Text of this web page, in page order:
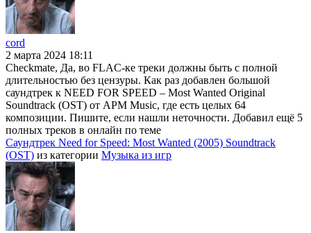
cord
2 марта 2024 18:11
Checkmate, Да, во FLAC-ке треки должны быть с полной
длительностью без цензуры. Как раз добавлен большой
саундтрек к NEED FOR SPEED – Most Wanted Original
Soundtrack (OST) от APM Music, где есть целых 64
композиции. Пишите, если нашли неточности. Добавил ещё 5
полных треков в онлайн по теме
Саундтрек Need for Speed: Most Wanted (2005) Soundtrack
(OST) из категории Музыка из игр